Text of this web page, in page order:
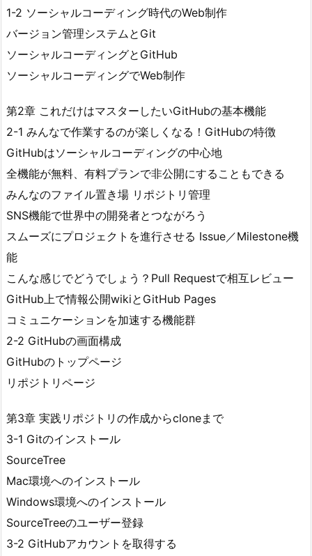
1-2 ソーシャルコーディング時代のWeb制作
バージョン管理システムとGit
ソーシャルコーディングとGitHub
ソーシャルコーディングでWeb制作
第2章 これだけはマスターしたいGitHubの基本機能
2-1 みんなで作業するのが楽しくなる！GitHubの特徴
GitHubはソーシャルコーディングの中心地
全機能が無料、有料プランで非公開にすることもできる
みんなのファイル置き場 リポジトリ管理
SNS機能で世界中の開発者とつながろう
スムーズにプロジェクトを進行させる Issue／Milestone機
能
こんな感じでどうでしょう？Pull Requestで相互レビュー
GitHub上で情報公開wikiとGitHub Pages
コミュニケーションを加速する機能群
2-2 GitHubの画面構成
GitHubのトップページ
リポジトリページ
第3章 実践リポジトリの作成からcloneまで
3-1 Gitのインストール
SourceTree
Mac環境へのインストール
Windows環境へのインストール
SourceTreeのユーザー登録
3-2 GitHubアカウントを取得する